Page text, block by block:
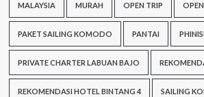
MALAYSIA MURAH OPEN TRIP
PAKET SAILING KOMODO PANTAI
PRIVATE CHARTER LABUAN BAJO
REKOMENDASI HOTEL BINTANG 4 SAILING